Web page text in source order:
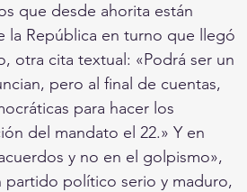
que desde ahorita están
la República en turno que llegó
otra cita textual: «Podrá ser un
pero al final de cuentas,
para hacer los
del mandato el 22.» Y en
y no en el golpismo»,
partido político serio y maduro,